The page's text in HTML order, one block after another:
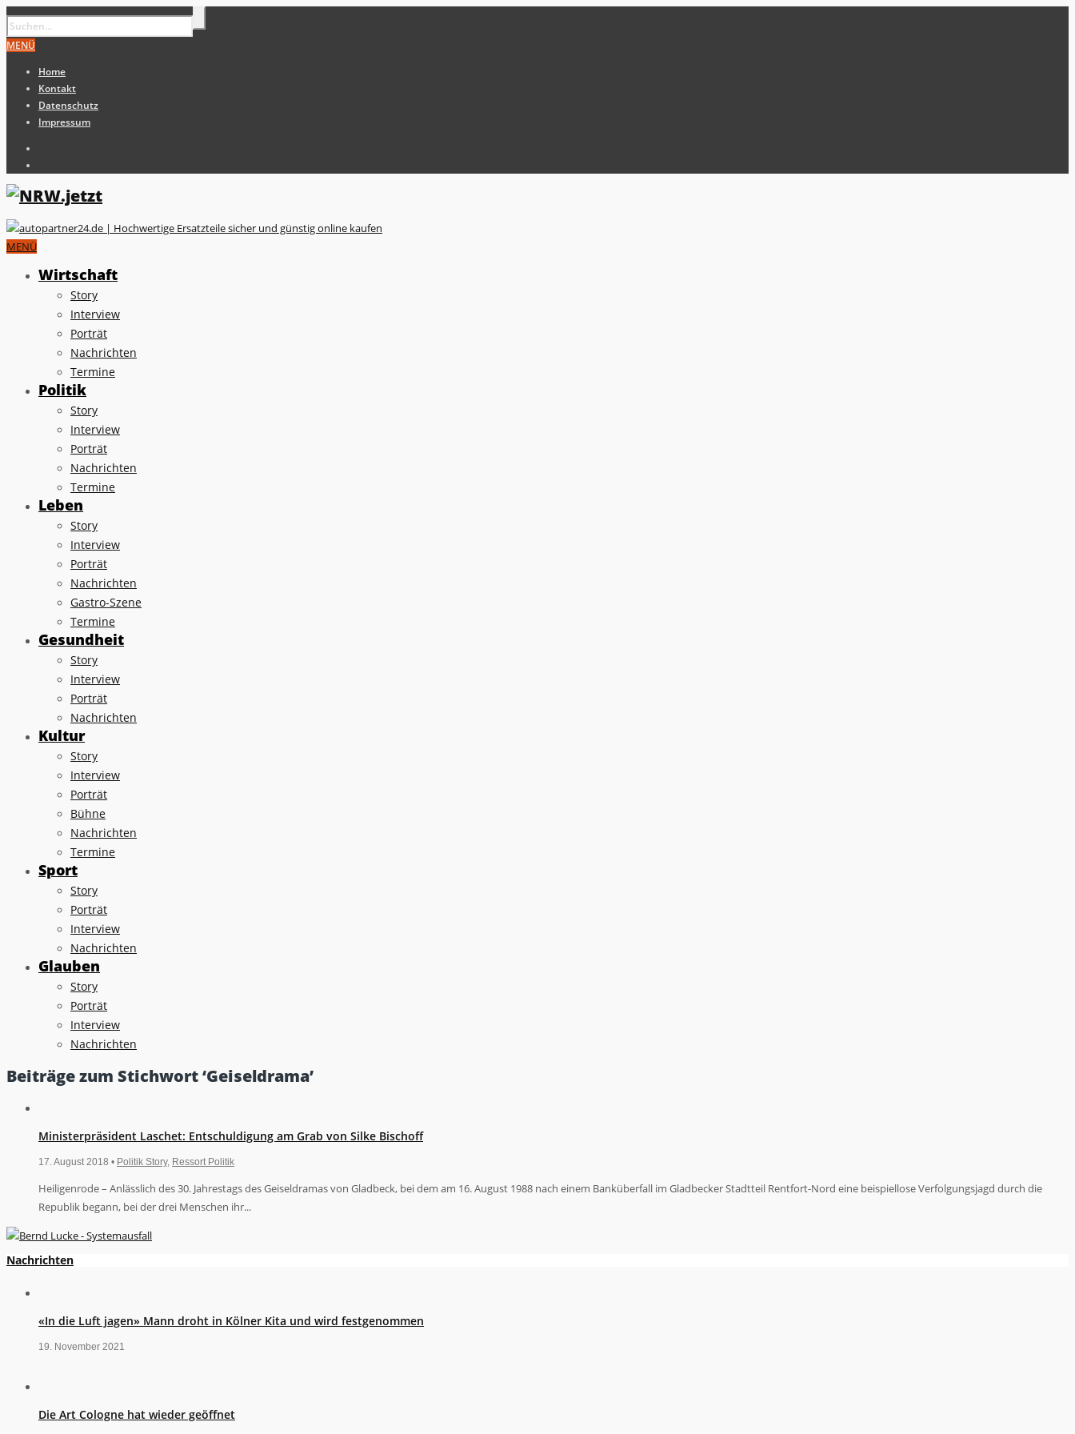
MENÜ
Home
Kontakt
Datenschutz
Impressum
MENÜ
Wirtschaft
Story
Interview
Porträt
Nachrichten
Termine
Politik
Story
Interview
Porträt
Nachrichten
Termine
Leben
Story
Interview
Porträt
Nachrichten
Gastro-Szene
Termine
Gesundheit
Story
Interview
Porträt
Nachrichten
Kultur
Story
Interview
Porträt
Bühne
Nachrichten
Termine
Sport
Story
Porträt
Interview
Nachrichten
Glauben
Story
Porträt
Interview
Nachrichten
Beiträge zum Stichwort ‘Geiseldrama’
Ministerpräsident Laschet: Entschuldigung am Grab von Silke Bischoff
17. August 2018 • Politik Story, Ressort Politik
Heiligenrode – Anlässlich des 30. Jahrestags des Geiseldramas von Gladbeck, bei dem am 16. August 1988 nach einem Banküberfall im Gladbecker Stadtteil Rentfort-Nord eine beispiellose Verfolgungsjagd durch die
Republik begann, bei der drei Menschen ihr...
Nachrichten
«In die Luft jagen» Mann droht in Kölner Kita und wird festgenommen
19. November 2021
Die Art Cologne hat wieder geöffnet